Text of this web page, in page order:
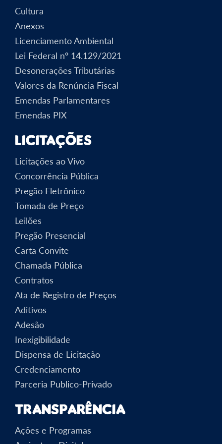
Cultura
Anexos
Licenciamento Ambiental
Lei Federal nº 14.129/2021
Desonerações Tributárias
Valores da Renúncia Fiscal
Emendas Parlamentares
Emendas PIX
Licitações
Licitações ao Vivo
Concorrência Pública
Pregão Eletrônico
Tomada de Preço
Leilões
Pregão Presencial
Carta Convite
Chamada Pública
Contratos
Ata de Registro de Preços
Aditivos
Adesão
Inexigibilidade
Dispensa de Licitação
Credenciamento
Parceria Publico-Privado
Transparência
Ações e Programas